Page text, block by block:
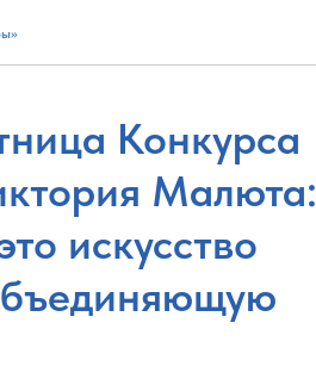
Конкурса
Малюта:
искусство